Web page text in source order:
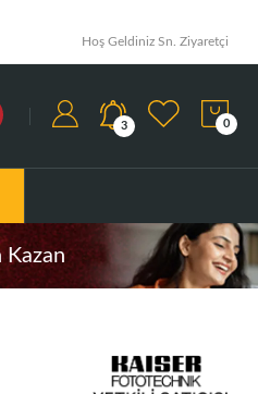
Hoş Geldiniz Sn. Ziyaretçi
3 0
Kazan